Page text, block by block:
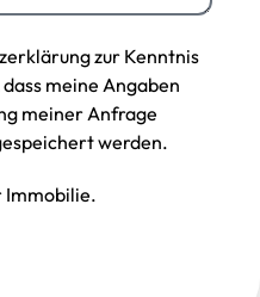
zur Kenntnis
meine Angaben
meiner Anfrage
werden.
Immobilie.